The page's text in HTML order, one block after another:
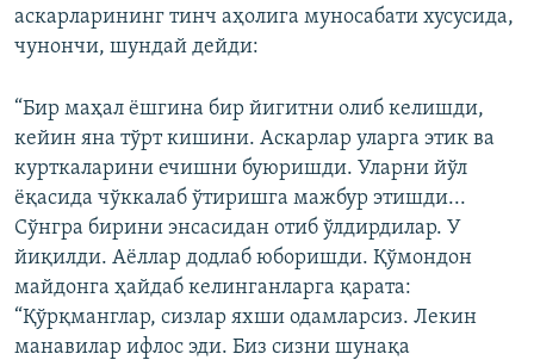
аскарларининг тинч аҳолига муносабати хусусида,
чунончи, шундай дейди:
“Бир маҳал ёшгина бир йигитни олиб келишди,
кейин яна тўрт кишини. Аскарлар уларга этик ва
курткаларини ечишни буюришди. Уларни йўл
ёқасида чўккалаб ўтиришга мажбур этишди...
Сўнгра бирини энсасидан отиб ўлдирдилар. У
йиқилди. Аёллар додлаб юборишди. Қўмондон
майдонга ҳайдаб келинганларга қарата:
“Қўрқманглар, сизлар яхши одамларсиз. Лекин
манавилар ифлос эди. Биз сизни шунақа